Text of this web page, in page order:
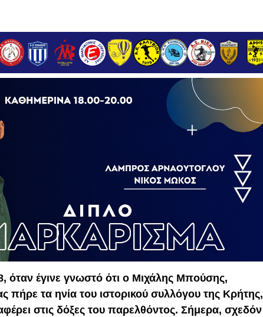
όταν έγινε γνωστό ότι ο Μιχάλης Μπούσης,
πήρε τα ηνία του ιστορικού συλλόγου της Κρήτης,
στις δόξες του παρελθόντος. Σήμερα, σχεδόν